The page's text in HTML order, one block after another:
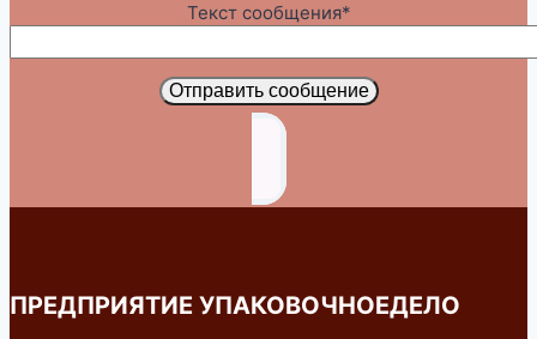
Текст сообщения*
Отправить сообщение
ПРЕДПРИЯТИЕ УПАКОВОЧНОЕДЕЛО